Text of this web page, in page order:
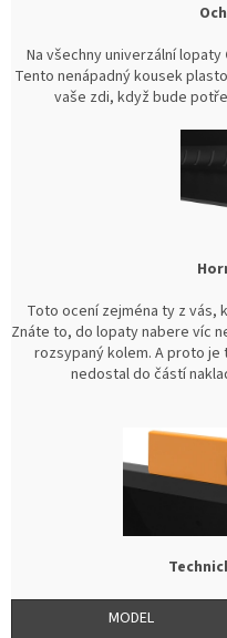
Na všechny univerzální lopaty
Tento nenápadný kousek
vaše zdi, když bude
Toto ocení zejména ty z vás,
Znáte to, do lopaty nabere víc
rozsypaný kolem. A proto je
nedostal do částí
MODEL